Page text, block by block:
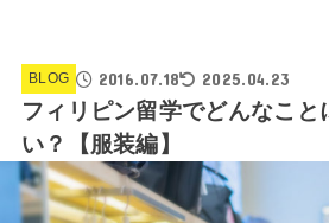
BLOG 2016.07.18 2025.04.23
フィリピン留学でどんなこと
い？【服装編】